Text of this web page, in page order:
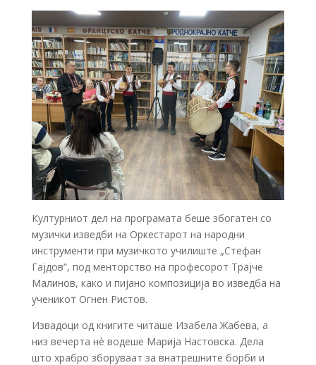
Културниот дел на програмата беше збогатен со
музички изведби на Оркестарот на народни
инструменти при музичкото училиште „Стефан
Гајдов“, под менторство на професорот Трајче
Малинов, како и пијано композиција во изведба на
ученикот Огнен Ристов.
Извадоци од книгите читаше Изабела Жабева, а
низ вечерта нè водеше Марија Настовска. Делa
што храбро зборуваат за внатрешните борби и